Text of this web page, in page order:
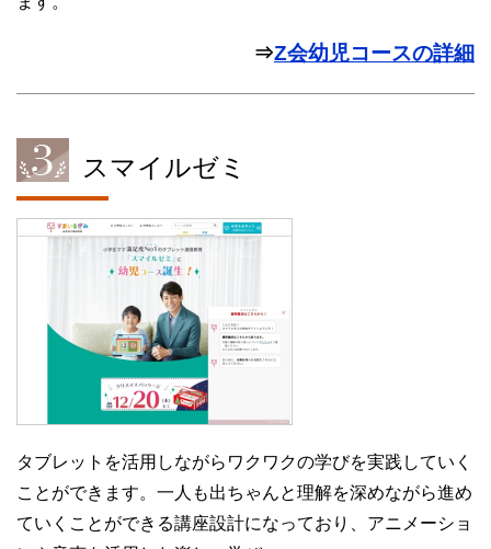
⇒Z会幼児コースの詳細
スマイルゼミ
タブレットを活用しながらワクワクの学びを実践していく
ことができます。一人も出ちゃんと理解を深めながら進め
ていくことができる講座設計になっており、アニメーショ